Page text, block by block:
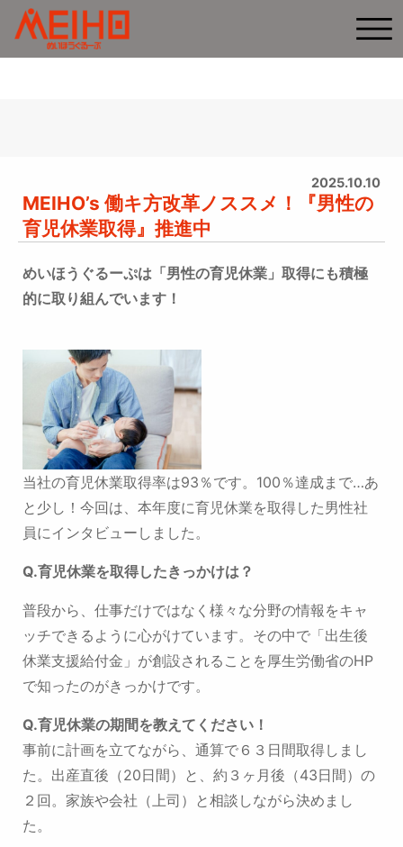
2025.10.10
MEIHO’s 働キ方改革ノススメ！『男性の
育児休業取得』推進中
めいほうぐるーぷは「男性の育児休業」取得にも積極
的に取り組んでいます！
当社の育児休業取得率は93％です。100％達成まで…あ
と少し！ 今回は、本年度に育児休業を取得した男性社
員にインタビューしました。
Q.育児休業を取得したきっかけは？
普段から、仕事だけではなく様々な分野の情報をキャ
ッチできるように心がけています。 その中で「出生後
休業支援給付金」が創設されることを厚生労働省のHP
で知ったのがきっかけです。
Q.育児休業の期間を教えてください！
事前に計画を立てながら、通算で６３日間取得しまし
た。 出産直後（20日間）と、約３ヶ月後（43日間）の
２回。家族や会社（上司）と相談しながら決めまし
た。